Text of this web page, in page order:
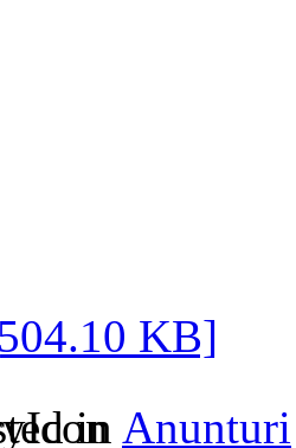
KB]
in Anunturi